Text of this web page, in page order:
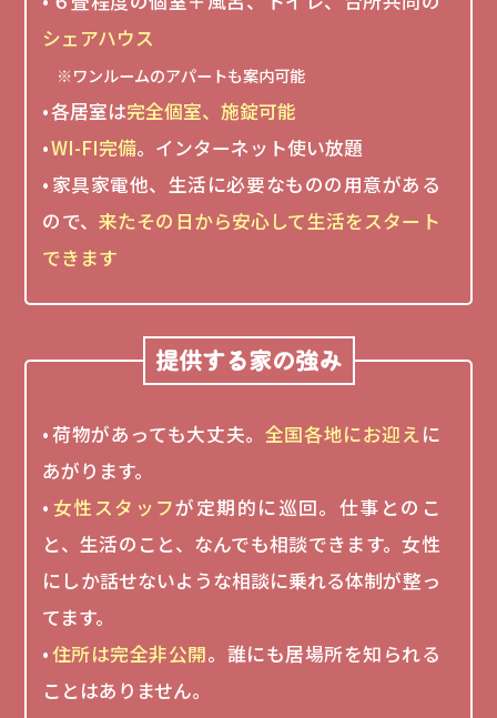
シェアハウス
※ワンルームのアパートも案内可能
各居室は完全個室、施錠可能
WI-FI完備。インターネット使い放題
家具家電他、生活に必要なものの用意がある
ので、 来たその日から安心して生活をスタート
できます
提供する家の強み
荷物があっても大丈夫。 全国各地にお迎え に
あがります。
女性スタッフが定期的に巡回。仕事とのこ
と、生活のこと、なんでも相談できます。女性
にしか話せないような相談に乗れる体制が整っ
てます。
住所は完全非公開。誰にも居場所を知られる
ことはありません。